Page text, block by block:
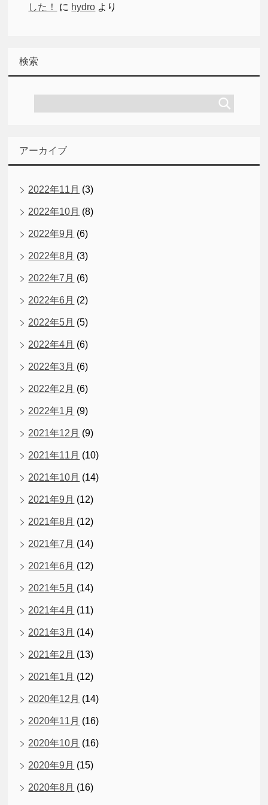
した！
に hydro より
検索
アーカイブ
2022年11月 (3)
2022年10月 (8)
2022年9月 (6)
2022年8月 (3)
2022年7月 (6)
2022年6月 (2)
2022年5月 (5)
2022年4月 (6)
2022年3月 (6)
2022年2月 (6)
2022年1月 (9)
2021年12月 (9)
2021年11月 (10)
2021年10月 (14)
2021年9月 (12)
2021年8月 (12)
2021年7月 (14)
2021年6月 (12)
2021年5月 (14)
2021年4月 (11)
2021年3月 (14)
2021年2月 (13)
2021年1月 (12)
2020年12月 (14)
2020年11月 (16)
2020年10月 (16)
2020年9月 (15)
2020年8月 (16)